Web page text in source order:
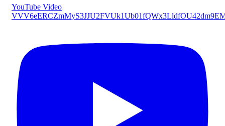
YouTube Video